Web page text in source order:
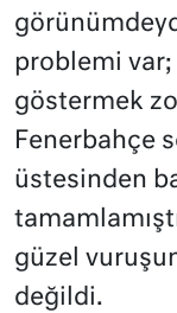
problemi var;
göstermek
Fenerbahçe
üstesinden
güzel
değildi.